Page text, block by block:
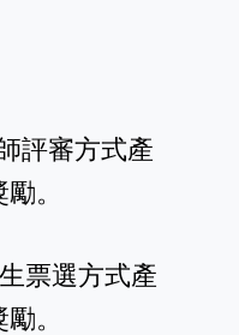
評審方式產
。
票選方式產
。